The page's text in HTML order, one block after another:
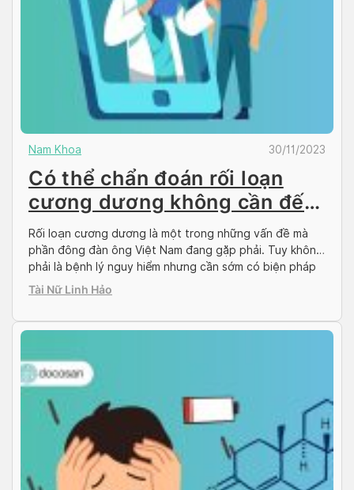
Nam Khoa 30/11/2023
Có thể chẩn đoán rối loạn
cương dương không cần đến
phòng khám?
Rối loạn cương dương là một trong những vấn đề mà
phần đông đàn ông Việt Nam đang gặp phải. Tuy không
phải là bệnh lý nguy hiểm nhưng cần sớm có biện pháp
khắc phục nhằm hạn chế tối đa tình huống không may
Tài Nữ Linh Hảo